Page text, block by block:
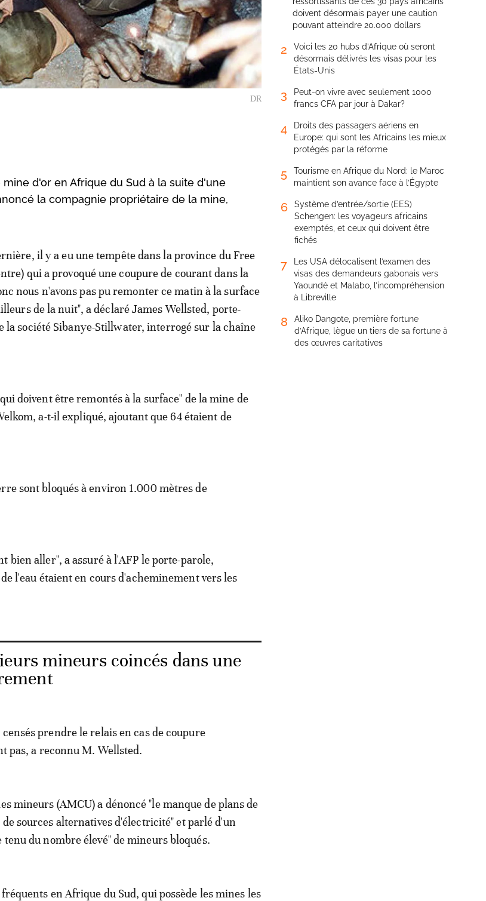
DR
d'or en Afrique du Sud à la suite d'une
la compagnie propriétaire de la mine,
il y a eu une tempête dans la province du Free
qui a provoqué une coupure de courant dans la
nous n'avons pas pu remonter ce matin à la surface
de la nuit", a déclaré James Wellsted, porte-
la société Sibanye-Stillwater, interrogé sur la chaîne
doivent être remontés à la surface" de la mine de
a-t-il expliqué, ajoutant que 64 étaient de
sont bloqués à environ 1.000 mètres de
bien aller", a assuré à l'AFP le porte-parole,
l'eau étaient en cours d'acheminement vers les
mineurs coincés dans une
prendre le relais en cas de coupure
pas, a reconnu M. Wellsted.
mineurs (AMCU) a dénoncé "le manque de plans de
sources alternatives d'électricité" et parlé d'un
du nombre élevé" de mineurs bloqués.
en Afrique du Sud, qui possède les mines les
doivent désormais payer une caution
pouvant atteindre 20.000 dollars
2
Voici les 20 hubs d’Afrique où seront
désormais délivrés les visas pour les
États-Unis
3
Peut-on vivre avec seulement 1000
francs CFA par jour à Dakar?
4
Droits des passagers aériens en
Europe: qui sont les Africains les mieux
protégés par la réforme
5
Tourisme en Afrique du Nord: le Maroc
maintient son avance face à l’Égypte
6
Système d’entrée/sortie (EES)
Schengen: les voyageurs africains
exemptés, et ceux qui doivent être
fichés
7
Les USA délocalisent l’examen des
visas des demandeurs gabonais vers
Yaoundé et Malabo, l’incompréhension
à Libreville
8
Aliko Dangote, première fortune
d’Afrique, lègue un tiers de sa fortune à
des œuvres caritatives